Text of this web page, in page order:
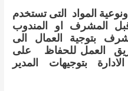
المواد التى تستخدم
المشرف او المندوب
بتوجية العمال الى
العمل للحفاظ على
بتوجيهات المدير